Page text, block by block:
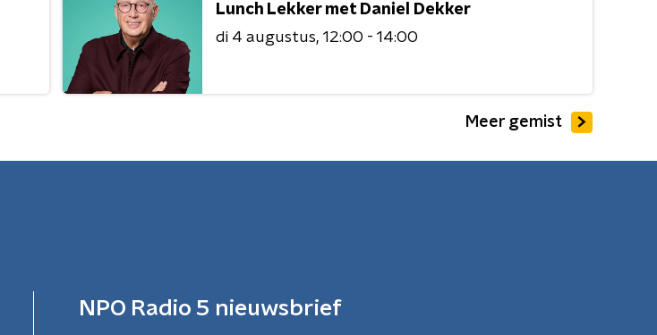
Lunch Lekker met Daniel Dekker
di 4 augustus 12:00 - 14:00
Meer gemist
NPO Radio 5 nieuwsbrief